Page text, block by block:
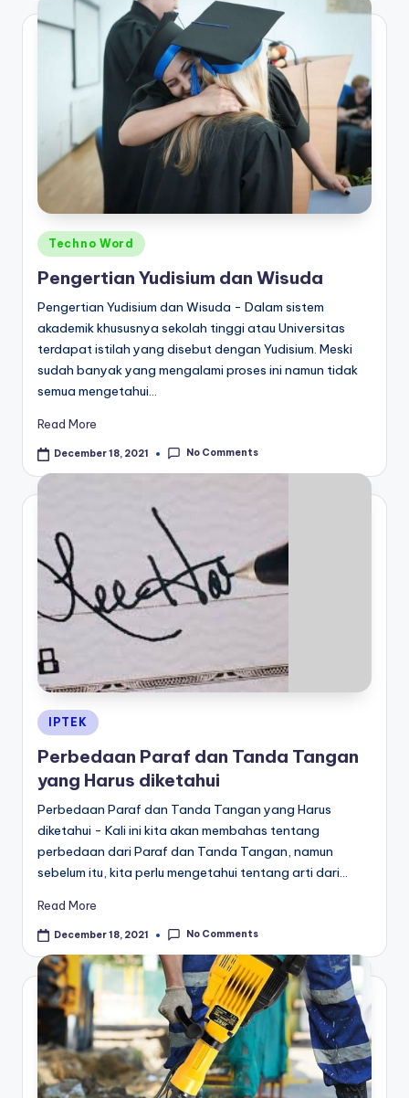
Posted
in
Techno Word
Pengertian Yudisium dan Wisuda
Pengertian Yudisium dan Wisuda - Dalam sistem
akademik khususnya sekolah tinggi atau Universitas
terdapat istilah yang disebut dengan Yudisium. Meski
sudah banyak yang mengalami proses ini namun tidak
semua mengetahui…
Read More
December 18, 2021 No Comments
Posted
in
IPTEK
Perbedaan Paraf dan Tanda Tangan
yang Harus diketahui
Perbedaan Paraf dan Tanda Tangan yang Harus
diketahui - Kali ini kita akan membahas tentang
perbedaan dari Paraf dan Tanda Tangan, namun
sebelum itu, kita perlu mengetahui tentang arti dari…
Read More
December 18, 2021 No Comments